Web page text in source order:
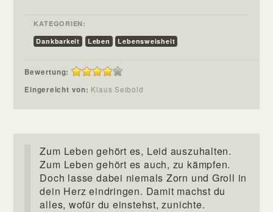
KATEGORIEN:
Dankbarkeit
Leben Lebensweisheit
Bewertung:
Eingereicht von: Klaus Seibold
Zum Leben gehört es, Leid auszuhalten.
Zum Leben gehört es auch, zu kämpfen.
Doch lasse dabei niemals Zorn und Groll in
dein Herz eindringen. Damit machst du
alles, wofür du einstehst, zunichte.